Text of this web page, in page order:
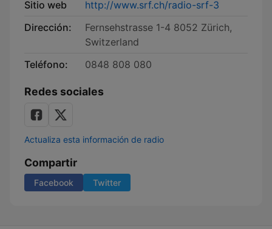
Sitio web
http://www.srf.ch/radio-srf-3
Dirección:
Fernsehstrasse 1-4 8052 Zürich,
Switzerland
Teléfono:
0848 808 080
Redes sociales
Actualiza esta información de radio
Compartir
Facebook Twitter